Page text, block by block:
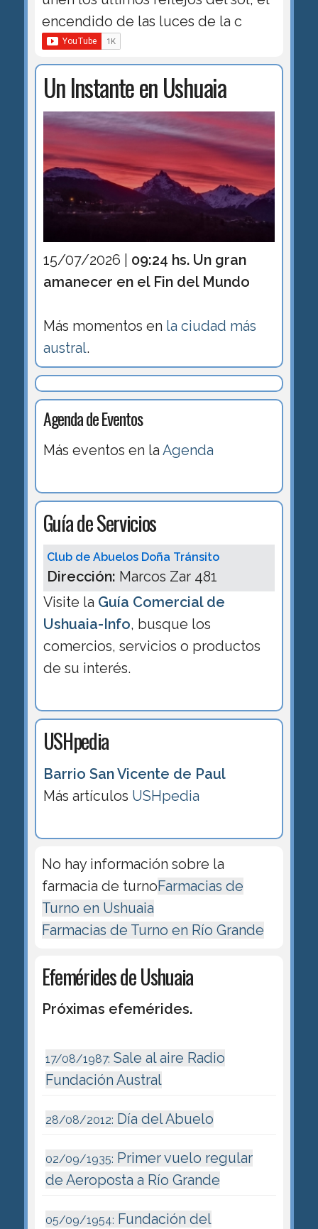
encendido de las luces de la c
Un Instante en Ushuaia
15/07/2026 | 09:24 hs. Un gran
amanecer en el Fin del Mundo
Más momentos en la ciudad más
austral.
Agenda de Eventos
Más eventos en la Agenda
Guía de Servicios
Club de Abuelos Doña Tránsito
Dirección: Marcos Zar 481
Visite la Guía Comercial de
Ushuaia-Info, busque los
comercios, servicios o productos
de su interés.
USHpedia
Barrio San Vicente de Paul
Más artículos USHpedia
No hay información sobre la
farmacia de turnoFarmacias de
Turno en Ushuaia
Farmacias de Turno en Río Grande
Efemérides de Ushuaia
Próximas efemérides.
17/08/1987: Sale al aire Radio
Fundación Austral
28/08/2012: Día del Abuelo
02/09/1935: Primer vuelo regular
de Aeroposta a Río Grande
05/09/1954: Fundación del